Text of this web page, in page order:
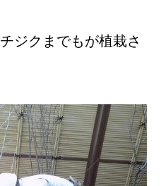
ジクまでもが植栽さ